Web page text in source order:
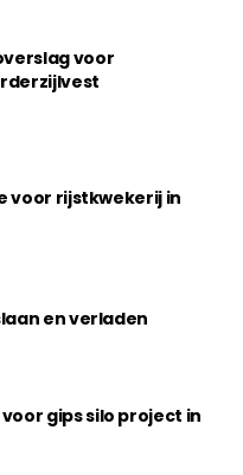
voor
voor rijstkwekerij in
en verladen
gips silo project in